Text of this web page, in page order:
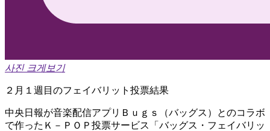
사진 크게보기
２月１週目のフェイバリット投票結果
中央日報が音楽配信アプリＢｕｇｓ（バッグス）とのコラボ
で作ったＫ－ＰＯＰ投票サービス「バッグス・フェイバリッ